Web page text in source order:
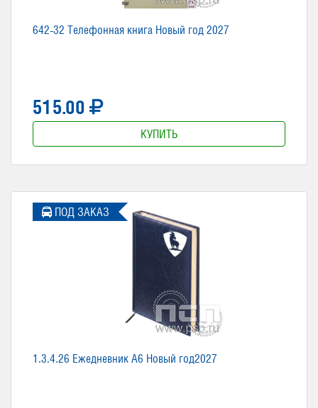
642-32 Телефонная книга Новый год 2027
515.00
КУПИТЬ
1.3.4.26 Ежедневник А6 Новый год2027
ПОД ЗАКАЗ